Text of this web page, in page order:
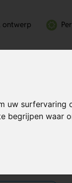
begrijpen waar
ontwerp